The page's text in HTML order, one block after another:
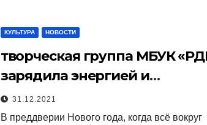
КУЛЬТУРА НОВОСТИ
творческая группа МБУК
зарядила энергией и
Новогодним настроением
сотрудников администрации
31.12.2021
В преддверии Нового года, когда всё вокруг